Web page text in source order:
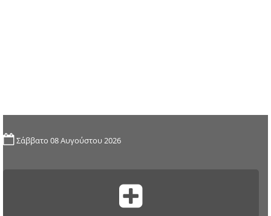
Σάββατο 08 Αυγούστου 2026